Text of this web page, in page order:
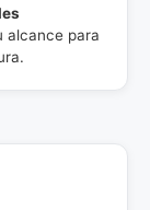
alcance para